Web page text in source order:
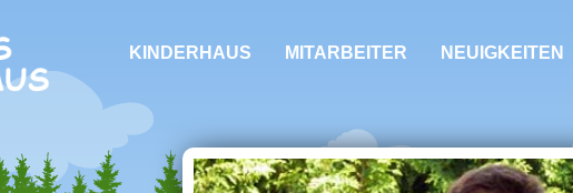
KINDERHAUS MITARBEITER NEUIGKEITEN